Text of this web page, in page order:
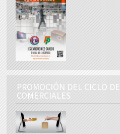
PROMOCIÓN DEL CICLO
COMERCIALES